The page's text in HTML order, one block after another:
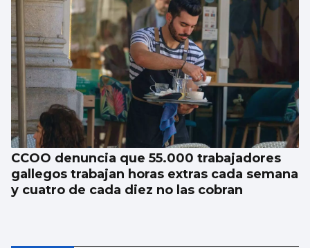
CCOO denuncia que 55.000 trabajadores
gallegos trabajan horas extras cada semana
y cuatro de cada diez no las cobran